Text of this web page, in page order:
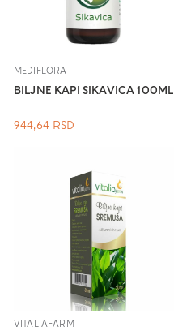
MEDIFLORA
BILJNE KAPI SIKAVICA 100ML
944,64 RSD
VITALIAFARM